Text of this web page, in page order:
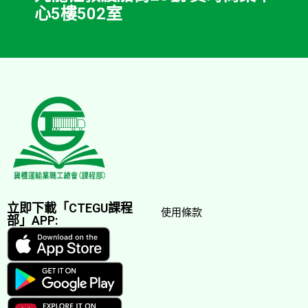
心5樓502室
立即下載「CTEGU課程
部」APP:
使用條款